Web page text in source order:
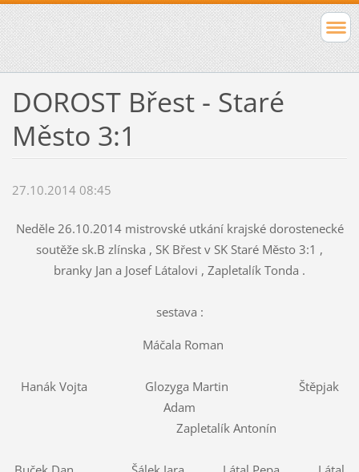
DOROST Břest - Staré
Město 3:1
27.10.2014 08:45
Neděle 26.10.2014 mistrovské utkání krajské dorostenecké
soutěže sk.B zlínska , SK Břest v SK Staré Město 3:1 ,
branky Jan a Josef Látalovi , Zapletalík Tonda .
sestava :
Máčala Roman
Hanák Vojta Glozyga Martin Štěpjak
Adam
Zapletalík Antonín